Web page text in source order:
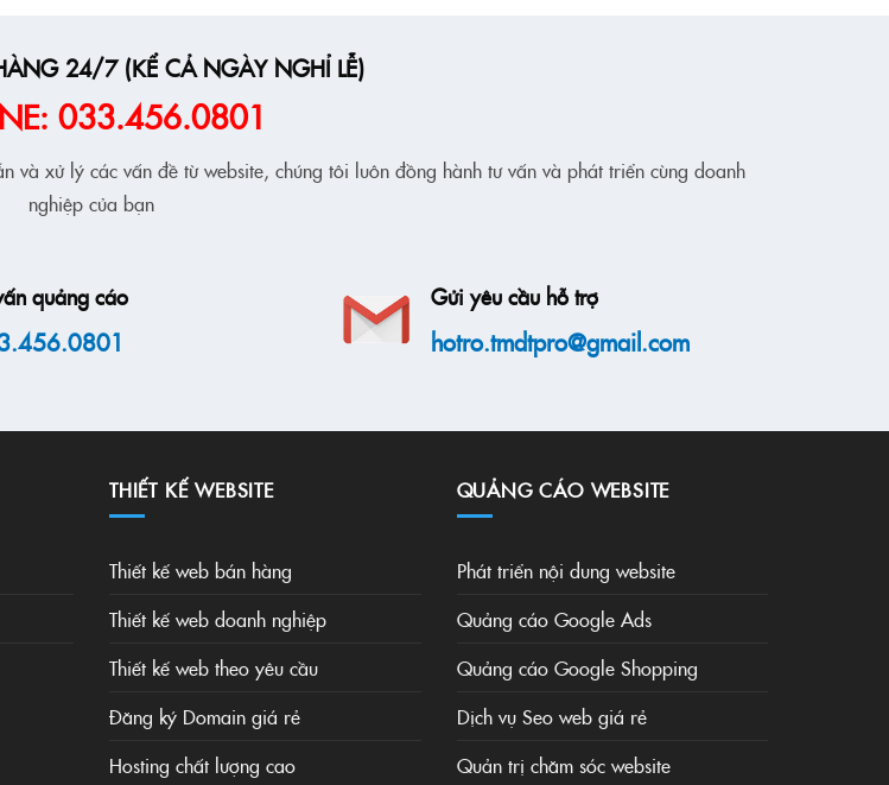
24/7 (KỂ CẢ NGÀY NGHỈ LỄ)
033.456.0801
và xử lý các vấn đề từ website, chúng tôi luôn đồng hành tư vấn và phát triển cùng doanh
nghiệp của bạn
quảng cáo Gửi yêu cầu hỗ trợ
hotro.tmdtpro@gmail.com
THIẾT KẾ WEBSITE
Thiết kế web bán hàng
Thiết kế web doanh nghiệp
Thiết kế web theo yêu cầu
Đăng ký Domain giá rẻ
Hosting chất lượng cao
QUẢNG CÁO WEBSITE
Phát triển nội dung website
Quảng cáo Google Ads
Quảng cáo Google Shopping
Dịch vụ Seo web giá rẻ
Quản trị chăm sóc website